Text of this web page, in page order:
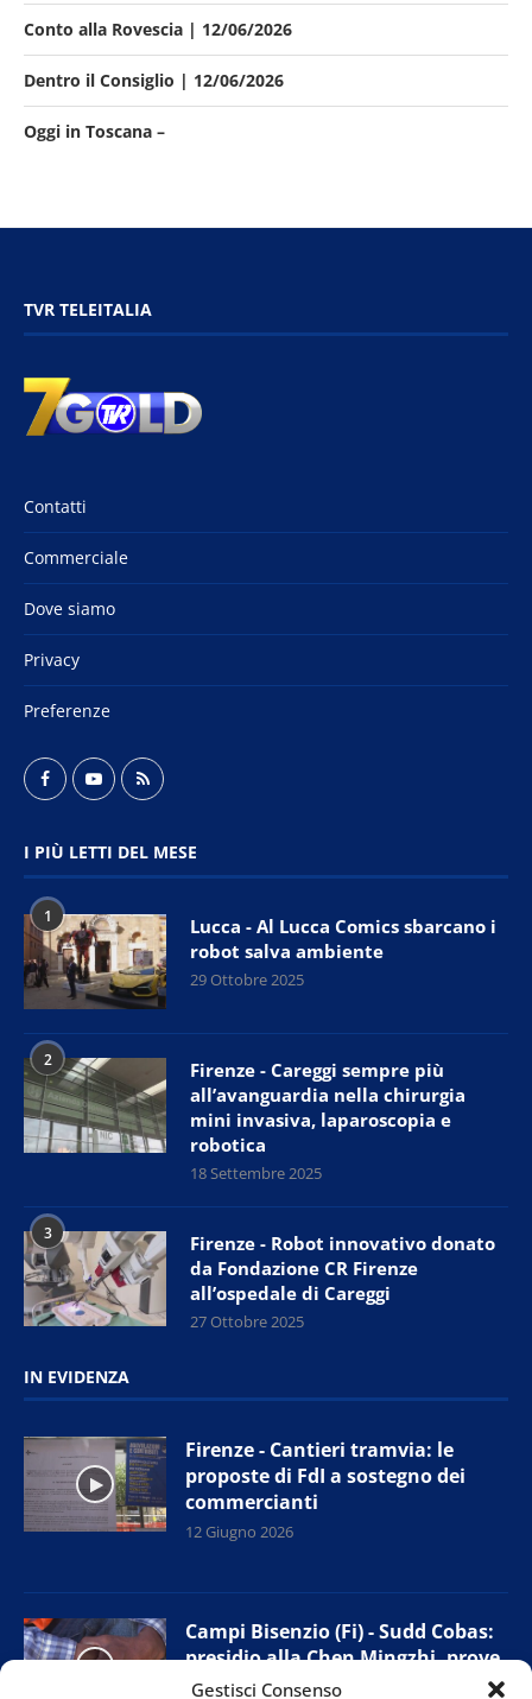
Gestisci Consenso
Conto alla Rovescia | 12/06/2026
Dentro il Consiglio | 12/06/2026
Oggi in Toscana –
TVR TELEITALIA
Contatti
Commerciale
Dove siamo
Privacy
Preferenze
I PIÙ LETTI DEL MESE
1
Lucca - Al Lucca Comics sbarcano i
robot salva ambiente
29 Ottobre 2025
2
Firenze - Careggi sempre più
all’avanguardia nella chirurgia
mini invasiva, laparoscopia e
robotica
18 Settembre 2025
3
Firenze - Robot innovativo donato
da Fondazione CR Firenze
all’ospedale di Careggi
27 Ottobre 2025
IN EVIDENZA
Firenze - Cantieri tramvia: le
proposte di FdI a sostegno dei
commercianti
12 Giugno 2026
Campi Bisenzio (Fi) - Sudd Cobas:
presidio alla Chen Mingzhi, prove
di accordo con l’azienda